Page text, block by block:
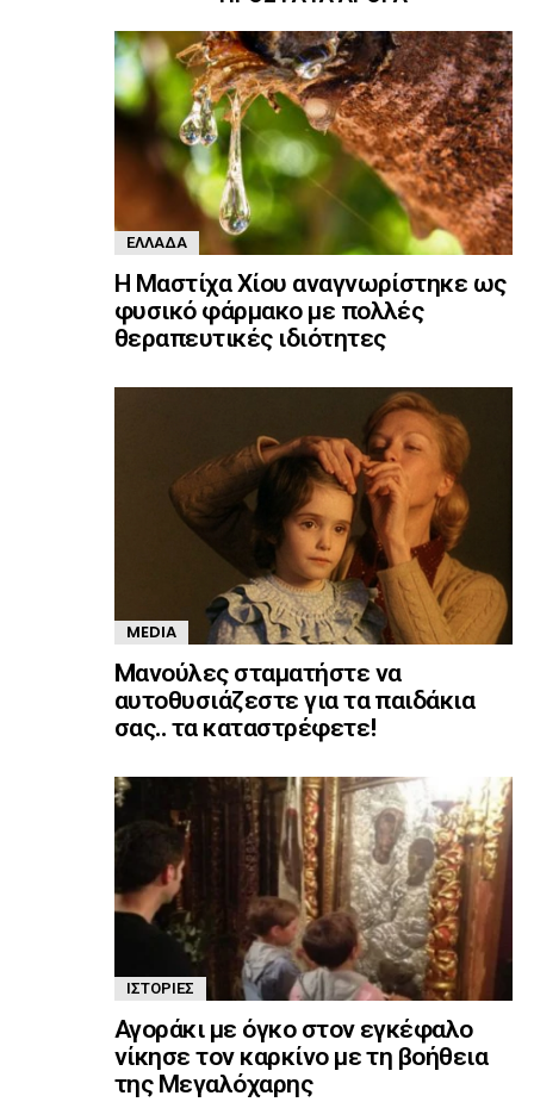
ΕΛΛΆΔΑ
Η Μαστίχα Χίου αναγνωρίστηκε ως
φυσικό φάρμακο με πολλές
θεραπευτικές ιδιότητες
MEDIA
Mανούλες σταματήστε να
αυτοθυσιάζεστε για τα παιδάκια
σας.. τα καταστρέφετε!
ΙΣΤΟΡΊΕΣ
Αγοράκι με όγκο στον εγκέφαλο
νίκησε τον καρκίνο με τη βοήθεια
της Μεγαλόχαρης